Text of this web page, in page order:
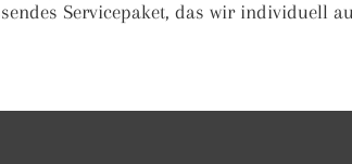
Servicepaket, das wir individuell